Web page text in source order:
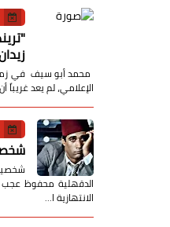
محمد أبو سيف ​في
الإعلامي، لم يعد
الدقهلية محفوظ
الانتهازية ا…